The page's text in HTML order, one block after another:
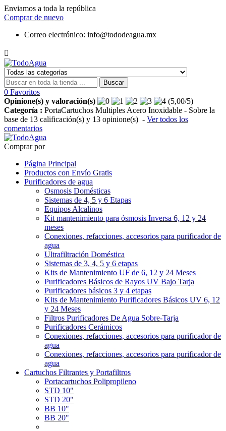
Enviamos a toda la república
Comprar de nuevo
Correo electrónico: info@tododeagua.mx

Buscar
0 Favoritos
Opinione(s) y valoración(s)
(5,00/5)
Categoría : PortaCartuchos Multiples Acero Inoxidable - Sobre la
base de 13 calificación(s) y 13 opinione(s) - Ver todos los
comentarios
Comprar por
Página Principal
Productos con Envío Gratis
Purificadores de agua
Osmosis Domésticas
Sistemas de 4, 5 y 6 Etapas
Equipos Alcalinos
Kit mantenimiento para ósmosis Inversa 6, 12 y 24
meses
Conexiones, refacciones, accesorios para purificador de
agua
Ultrafiltración Doméstica
Sistemas de 3, 4, 5 y 6 etapas
Kits de Mantenimiento UF de 6, 12 y 24 Meses
Purificadores Básicos de Rayos UV Bajo Tarja
Purificadores básicos 3 y 4 etapas
Kits de Mantenimiento Purificadores Básicos UV 6, 12
y 24 Meses
Filtros Purificadores De Agua Sobre-Tarja
Purificadores Cerámicos
Conexiones, refacciones, accesorios para purificador de
agua
Conexiones, refacciones, accesorios para purificador de
agua
Cartuchos Filtrantes y Portafiltros
Portacartuchos Polipropileno
STD 10"
STD 20"
BB 10"
BB 20"